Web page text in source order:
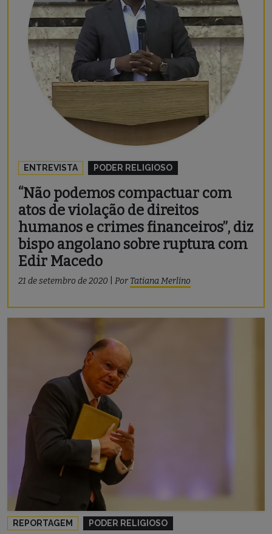
ENTREVISTA PODER RELIGIOSO
“Não podemos compactuar com
atos de violação de direitos
humanos e crimes financeiros”, diz
bispo angolano sobre ruptura com
Edir Macedo
21 de setembro de 2020 Por Tatiana Merlino
REPORTAGEM PODER RELIGIOSO